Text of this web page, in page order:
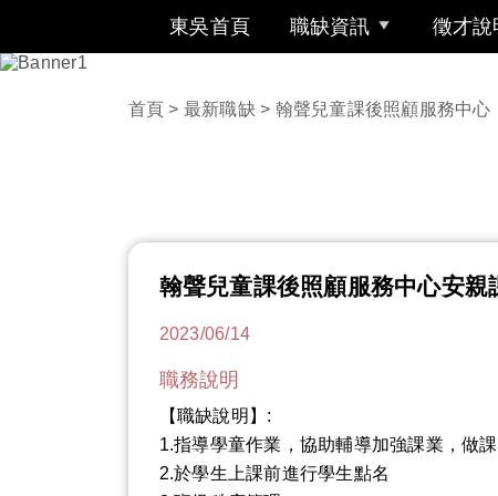
東吳首頁 職缺資訊 徵才說
首頁 > 最新職缺 > 翰聲兒童課後照顧服務中心
翰聲兒童課後照顧服務中心安親
2023/06/14
職務說明
【職缺說明】:
1.指導學童作業，協助輔導加強課業，做
2.於學生上課前進行學生點名